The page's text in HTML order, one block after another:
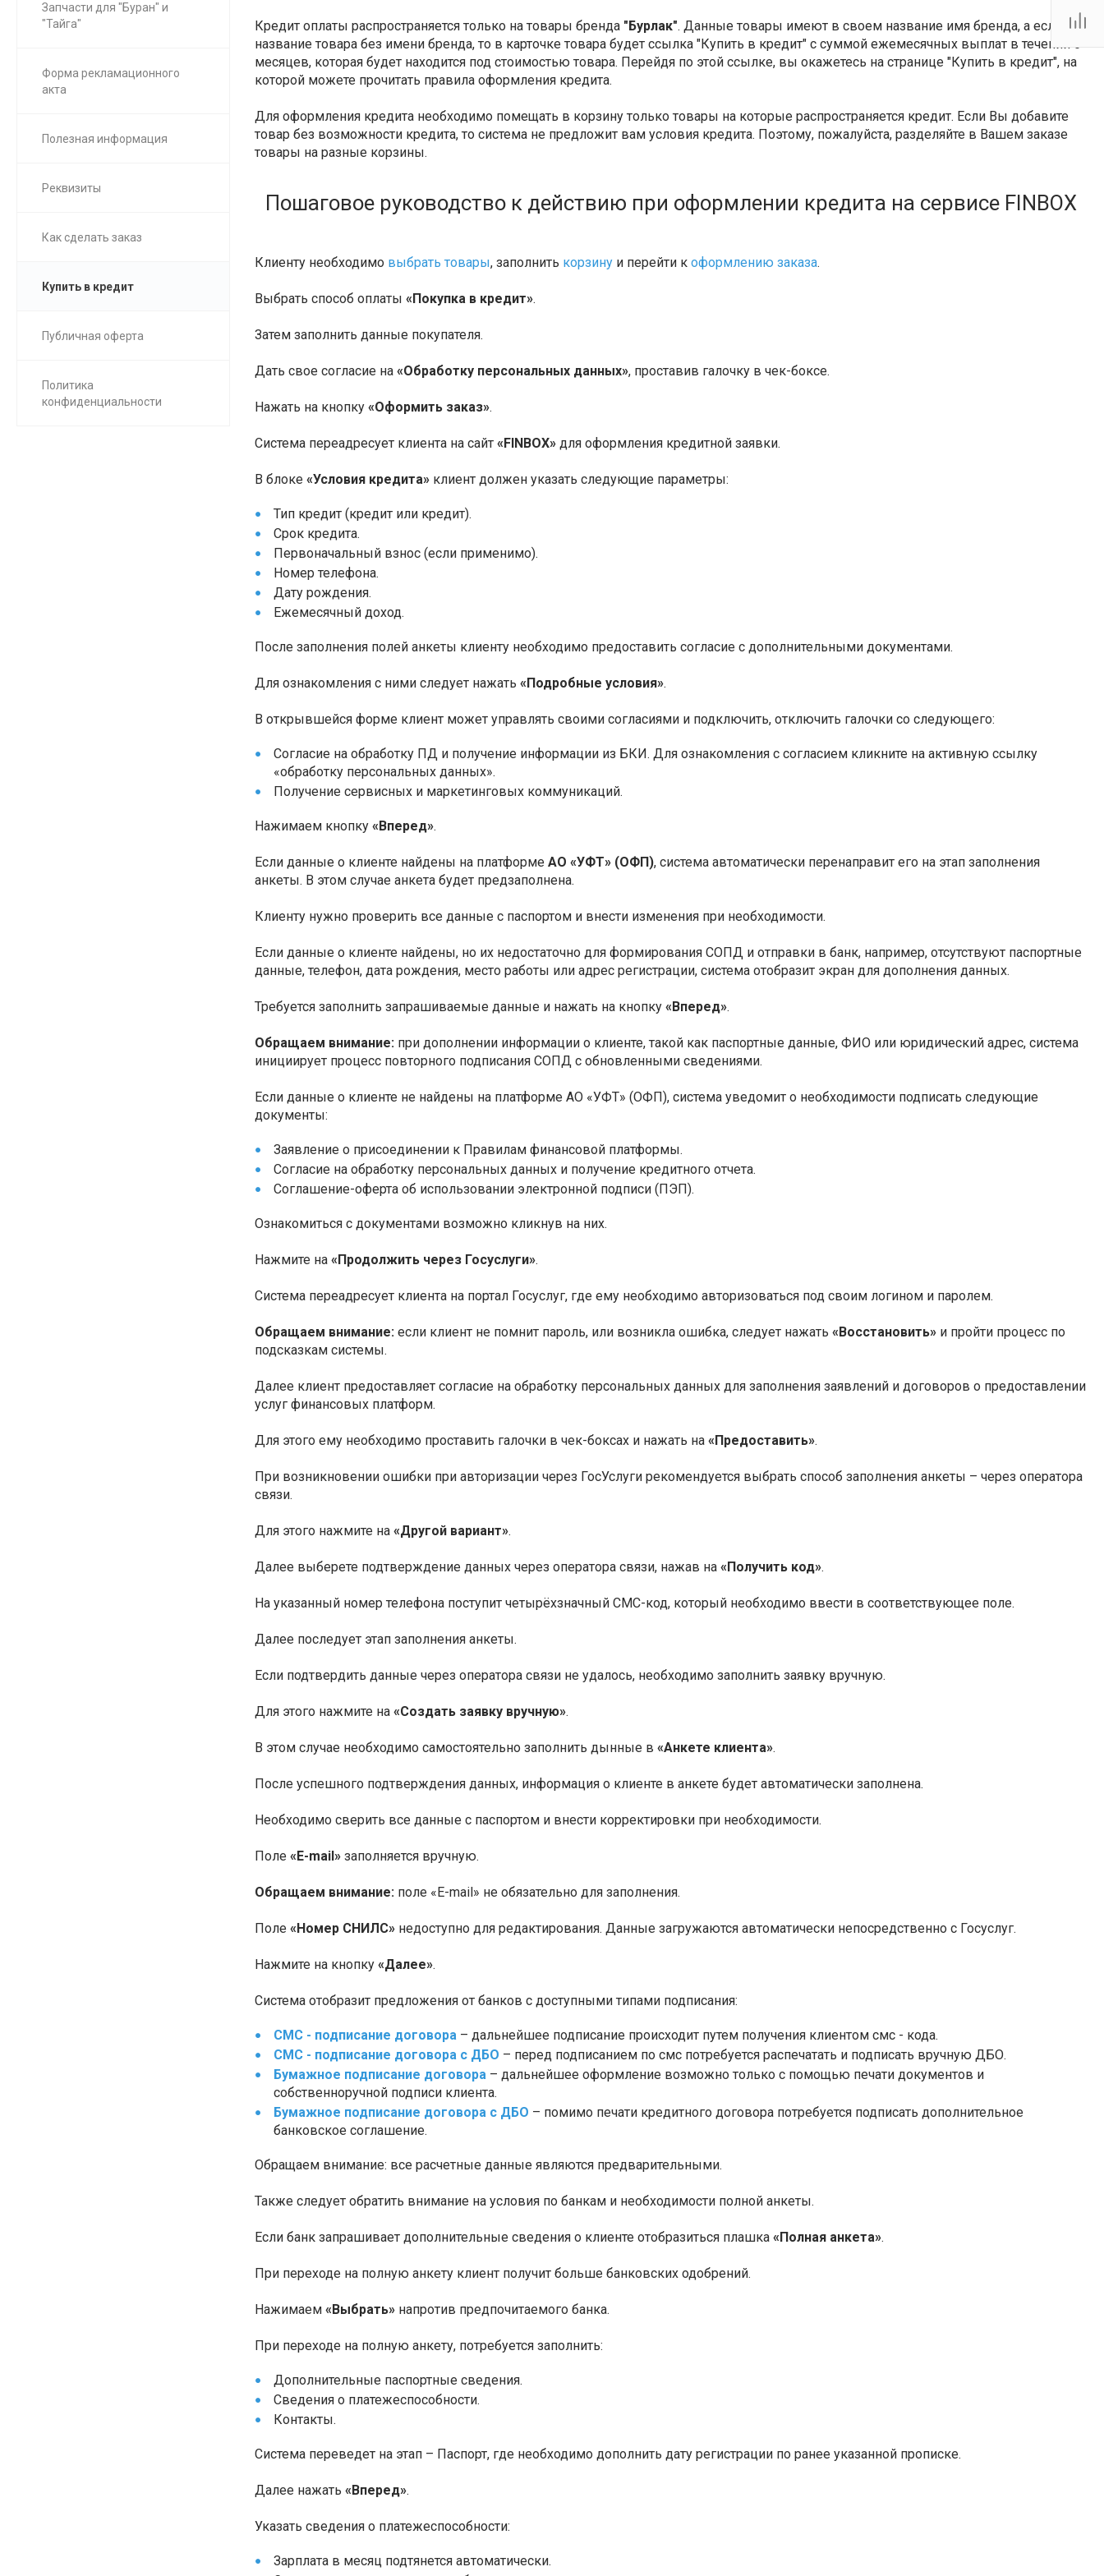
Пн.-пт.: 10:00-19:00 Сб.:
10:00-17:00 Вс.:
Запчасти для "Буран" и
"Тайга"
Форма рекламационного
акта
Полезная информация
Реквизиты
Как сделать заказ
Купить в кредит
Публичная оферта
Политика
конфиденциальности
Кредит оплаты распространяется только на товары бренда "Бурлак". Данные товары имеют в своем название имя бренда, а если
название товара без имени бренда, то в карточке товара будет ссылка "Купить в кредит" с суммой ежемесячных выплат в течении 6
месяцев, которая будет находится под стоимостью товара. Перейдя по этой ссылке, вы окажетесь на странице "Купить в кредит", на
которой можете прочитать правила оформления кредита.
Для оформления кредита необходимо помещать в корзину только товары на которые распространяется кредит. Если Вы добавите
товар без возможности кредита, то система не предложит вам условия кредита. Поэтому, пожалуйста, разделяйте в Вашем заказе
товары на разные корзины.
Пошаговое руководство к действию при оформлении кредита на сервисе FINBOX
Клиенту необходимо выбрать товары, заполнить корзину и перейти к оформлению заказа.
Выбрать способ оплаты «Покупка в кредит».
Затем заполнить данные покупателя.
Дать свое согласие на «Обработку персональных данных», проставив галочку в чек-боксе.
Нажать на кнопку «Оформить заказ».
Система переадресует клиента на сайт «FINBOX» для оформления кредитной заявки.
В блоке «Условия кредита» клиент должен указать следующие параметры:
Тип кредит (кредит или кредит).
Срок кредита.
Первоначальный взнос (если применимо).
Номер телефона.
Дату рождения.
Ежемесячный доход.
После заполнения полей анкеты клиенту необходимо предоставить согласие с дополнительными документами.
Для ознакомления с ними следует нажать «Подробные условия».
В открывшейся форме клиент может управлять своими согласиями и подключить, отключить галочки со следующего:
Согласие на обработку ПД и получение информации из БКИ. Для ознакомления с согласием кликните на активную ссылку
«обработку персональных данных».
Получение сервисных и маркетинговых коммуникаций.
Нажимаем кнопку «Вперед».
Если данные о клиенте найдены на платформе АО «УФТ» (ОФП), система автоматически перенаправит его на этап заполнения
анкеты. В этом случае анкета будет предзаполнена.
Клиенту нужно проверить все данные с паспортом и внести изменения при необходимости.
Если данные о клиенте найдены, но их недостаточно для формирования СОПД и отправки в банк, например, отсутствуют паспортные
данные, телефон, дата рождения, место работы или адрес регистрации, система отобразит экран для дополнения данных.
Требуется заполнить запрашиваемые данные и нажать на кнопку «Вперед».
Обращаем внимание: при дополнении информации о клиенте, такой как паспортные данные, ФИО или юридический адрес, система
инициирует процесс повторного подписания СОПД с обновленными сведениями.
Если данные о клиенте не найдены на платформе АО «УФТ» (ОФП), система уведомит о необходимости подписать следующие
документы:
Заявление о присоединении к Правилам финансовой платформы.
Согласие на обработку персональных данных и получение кредитного отчета.
Соглашение-оферта об использовании электронной подписи (ПЭП).
Ознакомиться с документами возможно кликнув на них.
Нажмите на «Продолжить через Госуслуги».
Система переадресует клиента на портал Госуслуг, где ему необходимо авторизоваться под своим логином и паролем.
Обращаем внимание: если клиент не помнит пароль, или возникла ошибка, следует нажать «Восстановить» и пройти процесс по
подсказкам системы.
Далее клиент предоставляет согласие на обработку персональных данных для заполнения заявлений и договоров о предоставлении
услуг финансовых платформ.
Для этого ему необходимо проставить галочки в чек-боксах и нажать на «Предоставить».
При возникновении ошибки при авторизации через ГосУслуги рекомендуется выбрать способ заполнения анкеты – через оператора
связи.
Для этого нажмите на «Другой вариант».
Далее выберете подтверждение данных через оператора связи, нажав на «Получить код».
На указанный номер телефона поступит четырёхзначный СМС-код, который необходимо ввести в соответствующее поле.
Далее последует этап заполнения анкеты.
Если подтвердить данные через оператора связи не удалось, необходимо заполнить заявку вручную.
Для этого нажмите на «Создать заявку вручную».
В этом случае необходимо самостоятельно заполнить дынные в «Анкете клиента».
После успешного подтверждения данных, информация о клиенте в анкете будет автоматически заполнена.
Необходимо сверить все данные с паспортом и внести корректировки при необходимости.
Поле «E-mail» заполняется вручную.
Обращаем внимание: поле «E-mail» не обязательно для заполнения.
Поле «Номер СНИЛС» недоступно для редактирования. Данные загружаются автоматически непосредственно с Госуслуг.
Нажмите на кнопку «Далее».
Система отобразит предложения от банков с доступными типами подписания:
СМС - подписание договора– дальнейшее подписание происходит путем получения клиентом смс - кода.
СМС - подписание договора с ДБО – перед подписанием по смс потребуется распечатать и подписать вручную ДБО.
Бумажное подписание договора– дальнейшее оформление возможно только с помощью печати документов и
собственноручной подписи клиента.
Бумажное подписание договора с ДБО – помимо печати кредитного договора потребуется подписать дополнительное
банковское соглашение.
Обращаем внимание: все расчетные данные являются предварительными.
Также следует обратить внимание на условия по банкам и необходимости полной анкеты.
Если банк запрашивает дополнительные сведения о клиенте отобразиться плашка «Полная анкета».
При переходе на полную анкету клиент получит больше банковских одобрений.
Нажимаем «Выбрать» напротив предпочитаемого банка.
При переходе на полную анкету, потребуется заполнить:
Дополнительные паспортные сведения.
Сведения о платежеспособности.
Контакты.
Система переведет на этап – Паспорт, где необходимо дополнить дату регистрации по ранее указанной прописке.
Далее нажать «Вперед».
Указать сведения о платежеспособности:
Зарплата в месяц подтянется автоматически.